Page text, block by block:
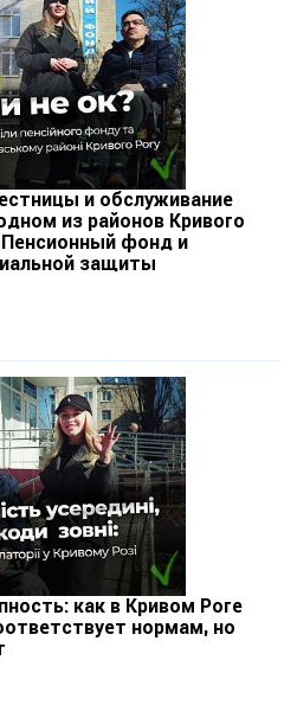
и обслуживание
из районов Кривого
фонд и
защиты
как в Кривом Роге
нормам, но